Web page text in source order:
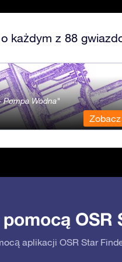
każdym z 88
Pompa Wodna
Zobacz
OSR
aplikacji OSR Star